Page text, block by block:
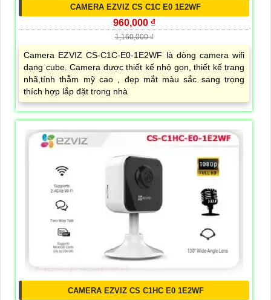
CAMERA EZVIZ CS C1C E0 1E2WF
960,000 ₫
1,160,000 ₫
Camera EZVIZ CS-C1C-E0-1E2WF là dòng camera wifi
dạng cube. Camera được thiết kế nhỏ gọn, thiết kế trang
nhã,tính thẫm mỹ cao , đẹp mắt màu sắc sang trọng
thích hợp lắp đặt trong nhà
CAMERA EZVIZ CS C1HC E0 1E2WF